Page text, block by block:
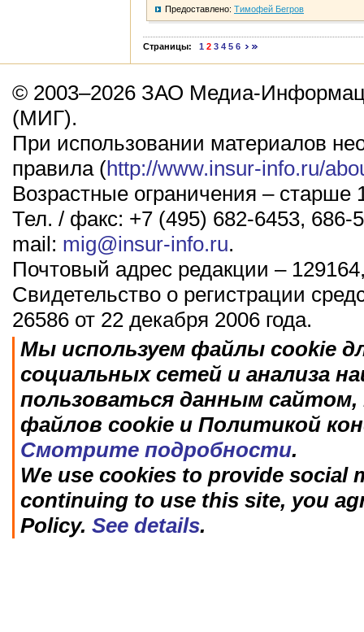
Предоставлено: Тимофей Бегров
Страницы: 1 2 3 4 5 6
© 2003–2026 ЗАО Медиа-
(МИГ).
При использовании материалов
правила (http://www.insur-info.ru/
Возрастные ограничения – старше
Тел. / факс: +7 (495) 682-6453, 686-
mail: mig@insur-info.ru.
Почтовый адрес редакции –
Свидетельство о регистрации
26586 от 22 декабря 2006 года.
Мы используем файлы cookie
социальных сетей и анализа
пользоваться данным
файлов cookie и Политикой
Смотрите подробности.
We use cookies to provide social
continuing to use this site, you
Policy. See details.